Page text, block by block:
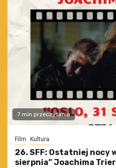
7 min przeczytania
Film Kultura
26. SFF: Ostatniej nocy w
sierpnia” Joachima